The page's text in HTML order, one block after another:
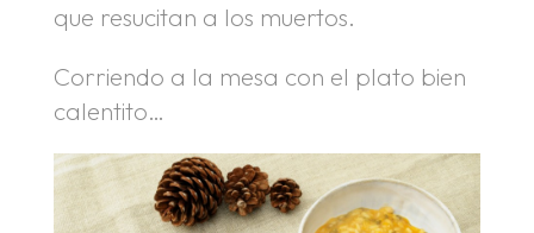
que resucitan a los muertos.
Corriendo a la mesa con el plato bien
calentito…